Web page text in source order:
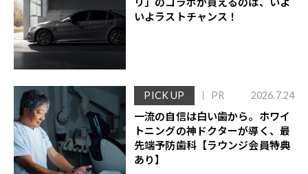
いよラストチャンス！
PICK UP PR 2026.7.24
一流の自信は白い歯から。ホワイ
トニングの神ドクターが導く、最
先端予防歯科【ラウンジ会員特典
あり】